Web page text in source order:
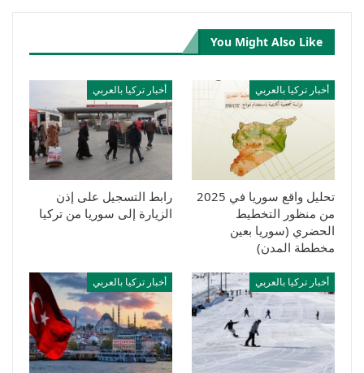
You Might Also Like
أخبار تركيا بالعربي
تحليل واقع سوريا في 2025
من منظور التخطيط
الحضري (سوريا بعين
مخططة المدن)
أخبار تركيا بالعربي
رابط التسجيل على إذن
الزيارة إلى سوريا من تركيا
أخبار تركيا بالعربي أخبار تركيا بالعربي